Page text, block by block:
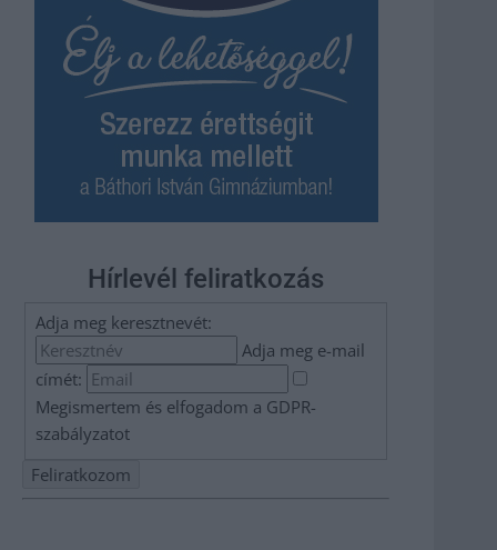
Hírlevél feliratkozás
Adja meg keresztnevét:
Adja meg e-mail
címét:
Megismertem és elfogadom a GDPR-
szabályzatot